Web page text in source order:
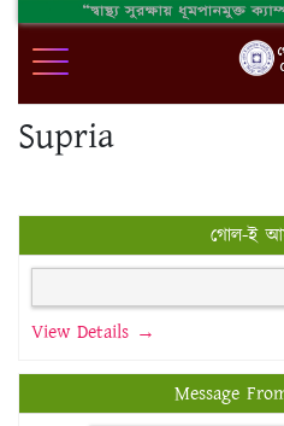
Supria
গোল-ই
View Details →
Message